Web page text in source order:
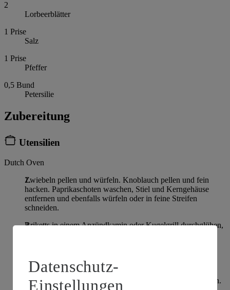
2
Lorbeerblätter
1 Prise
Salz
1 Prise
Pfeffer
0,5 Bund
Petersilie
Zubereitung
Utensilien
Dutch Oven
Zwiebeln pellen und würfeln. Knoblauch pellen und fein
hacken. Paprikaschoten waschen, Stiel und Kerngehäuse
entfernen und ebenfalls würfeln oder in feine Streifen
schneiden.
Briketts in einem Anzündkamin oder Kugelgrill durchglühen,
hinzugeben und mit dem Fleisch vermengen. Zwiebeln und
Knoblauch hinzugeben und 2-3 Minuten mit anrösten.
Paprikapulver und Kreuzkümmel hinzugeben und einrühren.
Datenschutz-
Einstellungen